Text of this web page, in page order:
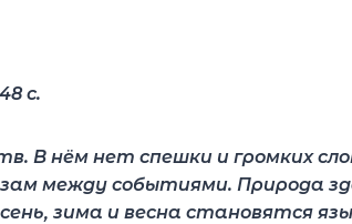
с.
В нём нет спешки и громких
между событиями. Природа
зима и весна становятся